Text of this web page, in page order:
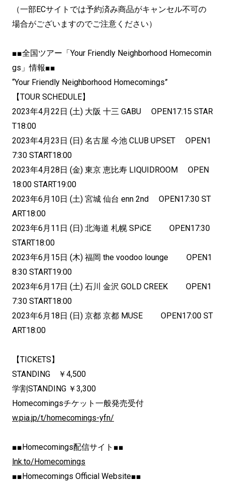
（一部ECサイトでは予約済み商品がキャンセル不可の
場合がございますのでご注意ください）
■■全国ツアー「Your Friendly Neighborhood Homecomin
gs」情報■■
“Your Friendly Neighborhood Homecomings”
【TOUR SCHEDULE】
2023年4月22日 (土) 大阪 十三 GABU OPEN17:15 STAR
T18:00
2023年4月23日 (日) 名古屋 今池 CLUB UPSET OPEN1
7:30 START18:00
2023年4月28日 (金) 東京 恵比寿 LIQUIDROOM OPEN
18:00 START19:00
2023年6月10日 (土) 宮城 仙台 enn 2nd OPEN17:30 ST
ART18:00
2023年6月11日 (日) 北海道 札幌 SPiCE OPEN17:30
START18:00
2023年6月15日 (木) 福岡 the voodoo lounge OPEN1
8:30 START19:00
2023年6月17日 (土) 石川 金沢 GOLD CREEK OPEN1
7:30 START18:00
2023年6月18日 (日) 京都 京都 MUSE OPEN17:00 ST
ART18:00
【TICKETS】
STANDING ￥4,500
学割STANDING ￥3,300
Homecomingsチケット一般発売受付
w.pia.jp/t/homecomings-yfn/
■■Homecomings配信サイト■■
lnk.to/Homecomings
■■Homecomings Official Website■■